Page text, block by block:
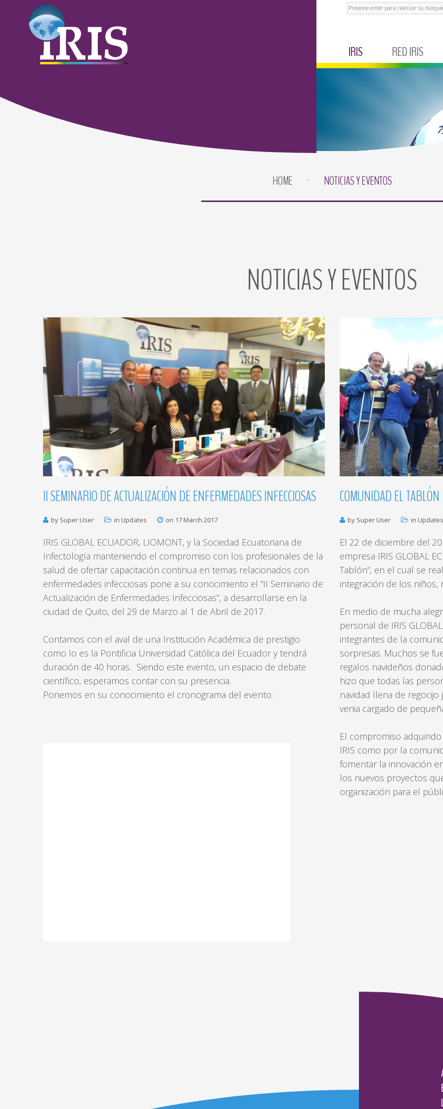
Buscar
IRIS RED IRIS
BRASIL
ARGENTINA
HOME NOTICIAS Y EVENTOS
NOTICIASYEVENTOS
IISEMINARIODEACTUALIZACIÓN DEENFERMEDADESINFECCIOSAS
by Super User in Updates on 17 March 2017
IRIS GLOBAL ECUADOR, LIOMONT, y la Sociedad Ecuatoriana de
Infectología manteniendo el compromiso con los profesionales de la
salud de ofertar capacitación continua en temas relacionados con
enfermedades infecciosas pone a su conocimiento el “II Seminario de
Actualización de Enfermedades Infecciosas”, a desarrollarse en la
ciudad de Quito, del 29 de Marzo al 1 de Abril de 2017.
Contamos con el aval de una Institución Académica de prestigio
como lo es la Pontificia Universidad Católica del Ecuador y tendrá
duración de 40 horas. Siendo este evento, un espacio de debate
científico, esperamos contar con su presencia.
Ponemos en su conocimiento el cronograma del evento:
COMUNIDADELTABLÓN
by Super User in Updates
El 22 de diciembre del
empresa IRIS GLOBAL
Tablón”, en el cual se
integración de los niños,
En medio de mucha
personal de IRIS
integrantes de la
sorpresas. Muchos se
regalos navideños
hizo que todas las
navidad llena de
venia cargado de
El compromiso
IRIS como por la
fomentar la innovación
los nuevos proyectos
organización para el